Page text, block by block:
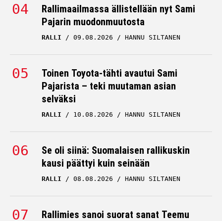
Rallimaailmassa ällistellään nyt Sami
Pajarin muodonmuutosta
RALLI 09.08.2026 HANNU SILTANEN
Toinen Toyota-tähti avautui Sami
Pajarista – teki muutaman asian
selväksi
RALLI 10.08.2026 HANNU SILTANEN
Se oli siinä: Suomalaisen rallikuskin
kausi päättyi kuin seinään
RALLI 08.08.2026 HANNU SILTANEN
Rallimies sanoi suorat sanat Teemu